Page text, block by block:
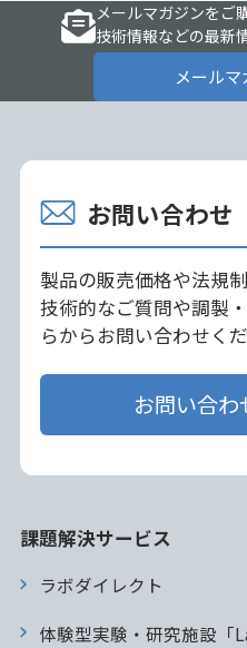
メールマガジンをご
技術情報などの最新
メール
お問い合わせ
製品の販売価格や法規
技術的なご質問や調製
らからお問い合わせくだ
お問い合
課題解決サービス
ラボダイレクト
体験型実験・研究施設「